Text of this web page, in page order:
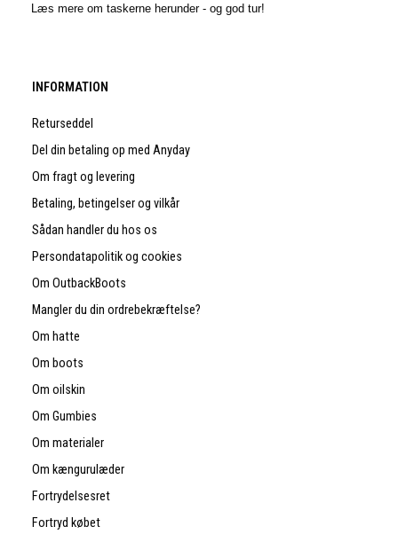
Læs mere om taskerne herunder - og god tur!
INFORMATION
Returseddel
Del din betaling op med Anyday
Om fragt og levering
Betaling, betingelser og vilkår
Sådan handler du hos os
Persondatapolitik og cookies
Om OutbackBoots
Mangler du din ordrebekræftelse?
Om hatte
Om boots
Om oilskin
Om Gumbies
Om materialer
Om kængurulæder
Fortrydelsesret
Fortryd købet